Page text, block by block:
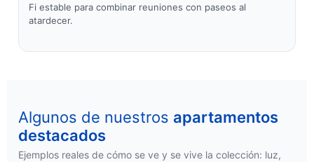
Fi estable para combinar reuniones con paseos al
atardecer.
Algunos de nuestros apartamentos
destacados
Ejemplos reales de cómo se ve y se vive la colección: luz,